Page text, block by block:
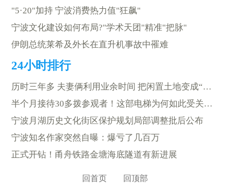
"5·20"加持 宁波消费热力值"狂飙"
宁波文化建设如何布局?"学术天团"精准"把脉"
伊朗总统莱希及外长在直升机事故中罹难
历时三年多 夫妻俩利用业余时间 把闲置土地变成“莫奈花园”
半个月接待30多拨参观者！这部电梯为何如此受关注？
宁波月湖历史文化街区保护规划局部调整批后公布
宁波知名作家突然自曝：爆亏了几百万
正式开钻！甬舟铁路金塘海底隧道有新进展
回首页 回顶部